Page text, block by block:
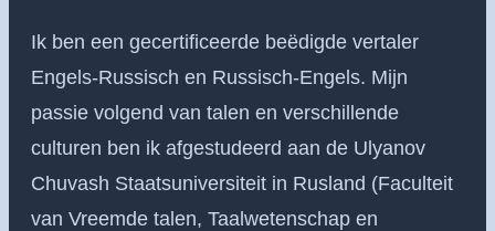
Ik ben een gecertificeerde beëdigde vertaler
Engels-Russisch en Russisch-Engels. Mijn
passie volgend van talen en verschillende
culturen ben ik afgestudeerd aan de Ulyanov
Chuvash Staatsuniversiteit in Rusland (Faculteit
van Vreemde talen, Taalwetenschap en